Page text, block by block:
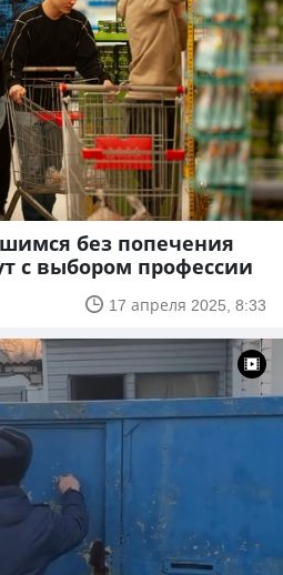
без попечения
с выбором профессии
17 апреля 2025, 8:33